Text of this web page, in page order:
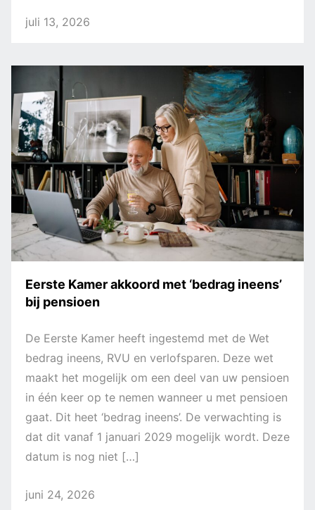
juli 13, 2026
Eerste Kamer akkoord met ‘bedrag ineens’
bij pensioen
De Eerste Kamer heeft ingestemd met de Wet
bedrag ineens, RVU en verlofsparen. Deze wet
maakt het mogelijk om een deel van uw pensioen
in één keer op te nemen wanneer u met pensioen
gaat. Dit heet ‘bedrag ineens’. De verwachting is
dat dit vanaf 1 januari 2029 mogelijk wordt. Deze
datum is nog niet […]
juni 24, 2026